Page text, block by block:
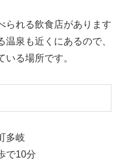
られる飲食店があります
泉も近くにあるので、
いる場所です。
岐
で10分